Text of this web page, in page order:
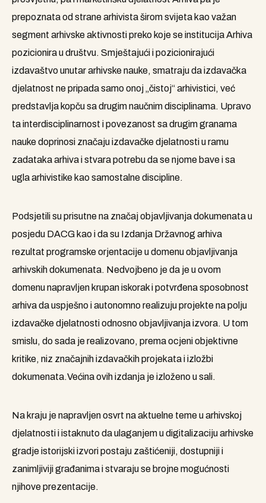
prepoznata od strane arhivista širom svijeta kao važan
segment arhivske aktivnosti preko koje se institucija Arhiva
pozicionira u društvu. Smještajući i pozicionirajući
izdavaštvo unutar arhivske nauke, smatraju da izdavačka
djelatnost ne pripada samo onoj „čistoj“ arhivistici, već
predstavlja kopču sa drugim naučnim disciplinama. Upravo
ta interdisciplinarnost i povezanost sa drugim granama
nauke doprinosi značaju izdavačke djelatnosti u ramu
zadataka arhiva i stvara potrebu da se njome bave i sa
ugla arhivistike kao samostalne discipline.
Podsjetili su prisutne na značaj objavljivanja dokumenata u
posjedu DACG kao i da su Izdanja Državnog arhiva
rezultat programske orjentacije u domenu objavljivanja
arhivskih dokumenata. Nedvojbeno je da je u ovom
domenu napravljen krupan iskorak i potvrđena sposobnost
arhiva da uspješno i autonomno realizuju projekte na polju
izdavačke djelatnosti odnosno objavljivanja izvora. U tom
smislu, do sada je realizovano, prema ocjeni objektivne
kritike, niz značajnih izdavačkih projekata i izložbi
dokumenata.Većina ovih izdanja je izloženo u sali.
Na kraju je napravljen osvrt na aktuelne teme u arhivskoj
djelatnosti i istaknuto da ulaganjem u digitalizaciju arhivske
gradje istorijski izvori postaju zaštićeniji, dostupniji i
zanimljiviji građanima i stvaraju se brojne mogućnosti
njihove prezentacije.